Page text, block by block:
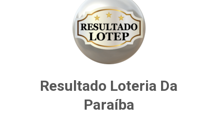
Resultado Loteria Da
Paraíba